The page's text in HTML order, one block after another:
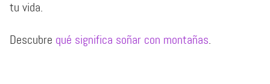
tu vida.
Descubre qué significa soñar con montañas.